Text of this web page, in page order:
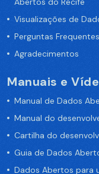
Visualizações de
Perguntas Frequentes
Agradecimentos
Manuais e
Manual de Dados
Manual do
Cartilha do
Guia de Dados
Dados Abertos para